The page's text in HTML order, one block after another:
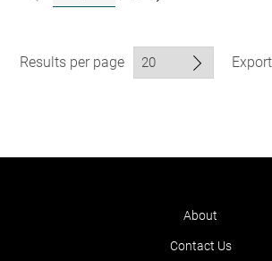
Results per page
About
Contact Us